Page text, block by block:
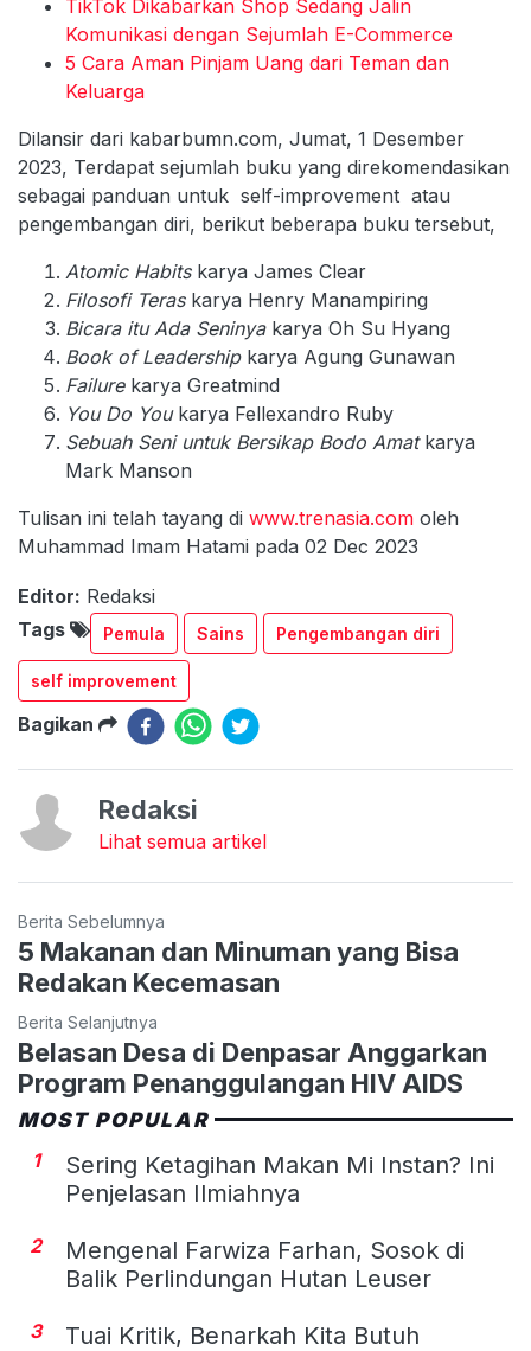
TikTok Dikabarkan Shop Sedang Jalin
Komunikasi dengan Sejumlah E-Commerce
5 Cara Aman Pinjam Uang dari Teman dan
Keluarga
Dilansir dari kabarbumn.com, Jumat, 1 Desember
2023, Terdapat sejumlah buku yang direkomendasikan
sebagai panduan untuk self-improvement atau
pengembangan diri, berikut beberapa buku tersebut,
Atomic Habitskarya James Clear
Filosofi Teraskarya Henry Manampiring
Bicara itu Ada Seninyakarya Oh Su Hyang
Book of Leadershipkarya Agung Gunawan
Failure karya Greatmind
You Do You karya Fellexandro Ruby
Sebuah Seni untuk Bersikap Bodo Amatkarya
Mark Manson
Tulisan ini telah tayang di www.trenasia.com oleh
Muhammad Imam Hatami pada 02 Dec 2023
Editor: Redaksi
Tags
Pemula Sains Pengembangan diri
self improvement
Bagikan
Redaksi
Lihat semua artikel
Berita Sebelumnya
5 Makanan dan Minuman yang Bisa
Redakan Kecemasan
Berita Selanjutnya
Belasan Desa di Denpasar Anggarkan
Program Penanggulangan HIV AIDS
MOST POPULAR
1
Sering Ketagihan Makan Mi Instan? Ini
Penjelasan Ilmiahnya
2
Mengenal Farwiza Farhan, Sosok di
Balik Perlindungan Hutan Leuser
3
Tuai Kritik, Benarkah Kita Butuh